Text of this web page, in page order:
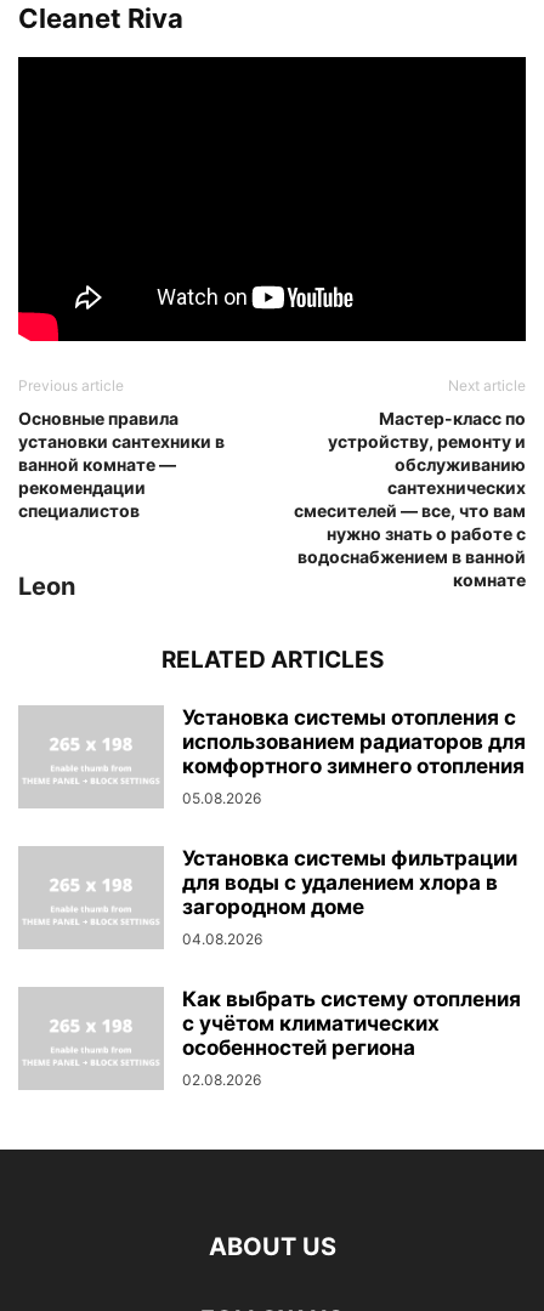
Cleanet Riva
Previous article
Основные правила
установки сантехники в
ванной комнате —
рекомендации
специалистов
Next article
Мастер-класс по
устройству, ремонту и
обслуживанию
сантехнических
смесителей — все, что вам
нужно знать о работе с
водоснабжением в ванной
комнате
Leon
RELATED ARTICLES
Установка системы отопления с
использованием радиаторов для
комфортного зимнего отопления
05.08.2026
Установка системы фильтрации
для воды с удалением хлора в
загородном доме
04.08.2026
Как выбрать систему отопления
с учётом климатических
особенностей региона
02.08.2026
ABOUT US